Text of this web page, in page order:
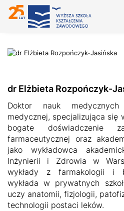
dr Elżbieta Rozpończyk-
Doktor nauk
medycznej, specjalizująca się
bogate doświadczenie
farmaceutycznej oraz
jako wykładowca
Inżynierii i Zdrowia w
wykłady z farmakologii i
wykłada w prywatnych
uczy anatomii, fizjologii,
technologii postaci leków.